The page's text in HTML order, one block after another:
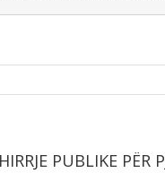
PUBLIKE PËR